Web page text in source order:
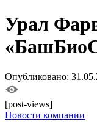
Урал
Опубликовано:
[post-views]
Новости компании